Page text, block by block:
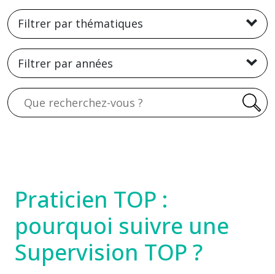
Filtrer par thématiques
Filtrer par années
Praticien TOP :
pourquoi suivre une
Supervision TOP ?